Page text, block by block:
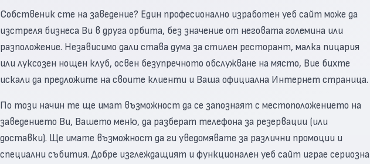
Собственик сте на заведение? Един професионално изработен уеб сайт може да
изстреля бизнеса Ви в друга орбита, без значение от неговата големина или
разположение. Независимо дали става дума за стилен ресторант, малка пицария
или луксозен нощен клуб, освен безупречното обслужване на място, Вие бихте
искали да предложите на своите клиенти и Ваша официална Интернет страница.
По този начин те ще имат възможност да се запознаят с местоположението на
заведението Ви, Вашето меню, да разберат телефона за резервации (или
доставки). Ще имате възможност да ги уведомявате за различни промоции и
специални събития. Добре изглеждащият и функционален уеб сайт играе сериозна